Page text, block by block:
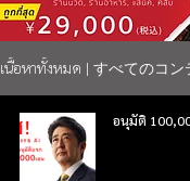
เนื้อหาทั้งหมด | すべてのコン
อนุมัติ